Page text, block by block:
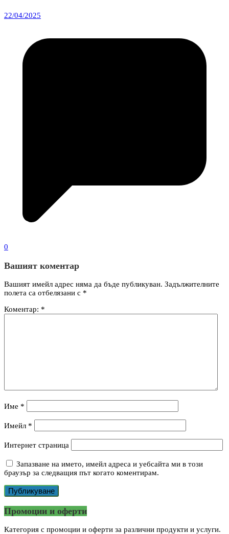
22/04/2025
0
Вашият коментар
Вашият имейл адрес няма да бъде публикуван. Задължителните
полета са отбелязани с *
Коментар: *
Име *
Имейл *
Интернет страница
Запазване на името, имейл адреса и уебсайта ми в този
браузър за следващия път когато коментирам.
Промоции и оферти
Категория с промоции и оферти за различни продукти и услуги.